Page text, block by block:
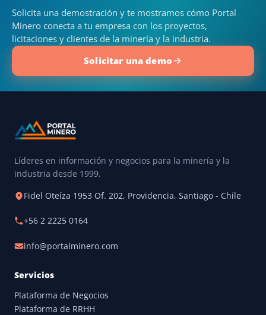
Solicita una demostración y te mostramos cómo Portal
Minero conecta a tu empresa con los proyectos,
licitaciones y clientes de la minería y la industria.
Solicitar una demo
Líderes en información y negocios para la minería y la
industria desde 1999.
Fidel Oteíza 1953 Of. 202, Providencia, Santiago - Chile
+56 2 2225 0164
info@portalminero.com
Servicios
Plataforma de Negocios
Plataforma de RRHH